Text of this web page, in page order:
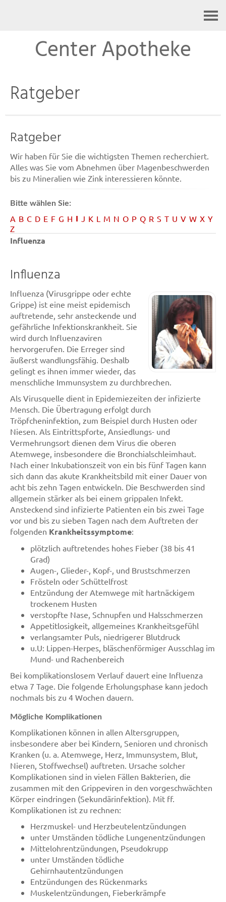
Center Apotheke
Ratgeber
Ratgeber
Wir haben für Sie die wichtigsten Themen recherchiert.
Alles was Sie vom Abnehmen über Magenbeschwerden
bis zu Mineralien wie Zink interessieren könnte.
Bitte wählen Sie:
A B C D E F G H I J K L M N O P Q R S T U V W X Y
Z
Influenza
Influenza
Influenza (Virusgrippe oder echte
Grippe) ist eine meist epidemisch
auftretende, sehr ansteckende und
gefährliche Infektionskrankheit. Sie
wird durch Influenzaviren
hervorgerufen. Die Erreger sind
äußerst wandlungsfähig. Deshalb
gelingt es ihnen immer wieder, das
menschliche Immunsystem zu durchbrechen.
Als Virusquelle dient in Epidemiezeiten der infizierte
Mensch. Die Übertragung erfolgt durch
Tröpfcheninfektion, zum Beispiel durch Husten oder
Niesen. Als Eintrittspforte, Ansiedlungs- und
Vermehrungsort dienen dem Virus die oberen
Atemwege, insbesondere die Bronchialschleimhaut.
Nach einer Inkubationszeit von ein bis fünf Tagen kann
sich dann das akute Krankheitsbild mit einer Dauer von
acht bis zehn Tagen entwickeln. Die Beschwerden sind
allgemein stärker als bei einem grippalen Infekt.
Ansteckend sind infizierte Patienten ein bis zwei Tage
vor und bis zu sieben Tagen nach dem Auftreten der
folgenden Krankheitssymptome:
plötzlich auftretendes hohes Fieber (38 bis 41
Grad)
Augen-, Glieder-, Kopf-, und Brustschmerzen
Frösteln oder Schüttelfrost
Entzündung der Atemwege mit hartnäckigem
trockenem Husten
verstopfte Nase, Schnupfen und Halsschmerzen
Appetitlosigkeit, allgemeines Krankheitsgefühl
verlangsamter Puls, niedrigerer Blutdruck
u.U: Lippen-Herpes, bläschenförmiger Ausschlag im
Mund- und Rachenbereich
Bei komplikationslosem Verlauf dauert eine Influenza
etwa 7 Tage. Die folgende Erholungsphase kann jedoch
nochmals bis zu 4 Wochen dauern.
Mögliche Komplikationen
Komplikationen können in allen Altersgruppen,
insbesondere aber bei Kindern, Senioren und chronisch
Kranken (u. a. Atemwege, Herz, Immunsystem, Blut,
Nieren, Stoffwechsel) auftreten. Ursache solcher
Komplikationen sind in vielen Fällen Bakterien, die
zusammen mit den Grippeviren in den vorgeschwächten
Körper eindringen (Sekundärinfektion). Mit ff.
Komplikationen ist zu rechnen:
Herzmuskel- und Herzbeutelentzündungen
unter Umständen tödliche Lungenentzündungen
Mittelohrentzündungen, Pseudokrupp
unter Umständen tödliche
Gehirnhautentzündungen
Entzündungen des Rückenmarks
Muskelentzündungen, Fieberkrämpfe